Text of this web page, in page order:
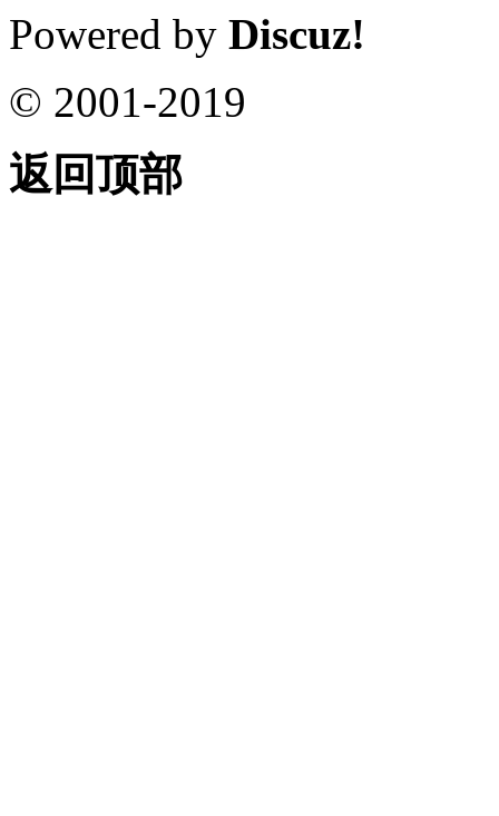
Powered by Discuz!
© 2001-2019
返回顶部